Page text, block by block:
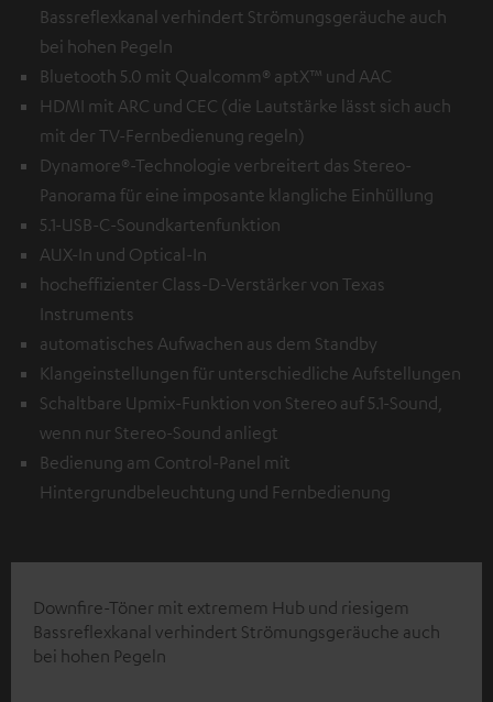
Bassreflexkanal verhindert Strömungsgeräuche auch
bei hohen Pegeln
Bluetooth 5.0 mit Qualcomm® aptX™ und AAC
HDMI mit ARC und CEC (die Lautstärke lässt sich auch
mit der TV-Fernbedienung regeln)
Dynamore®-Technologie verbreitert das Stereo-
Panorama für eine imposante klangliche Einhüllung
5.1-USB-C-Soundkartenfunktion
AUX-In und Optical-In
hocheffizienter Class-D-Verstärker von Texas
Instruments
automatisches Aufwachen aus dem Standby
Klangeinstellungen für unterschiedliche Aufstellungen
Schaltbare Upmix-Funktion von Stereo auf 5.1-Sound,
wenn nur Stereo-Sound anliegt
Bedienung am Control-Panel mit
Hintergrundbeleuchtung und Fernbedienung
Downfire-Töner mit extremem Hub und riesigem
Bassreflexkanal verhindert Strömungsgeräuche auch
bei hohen Pegeln